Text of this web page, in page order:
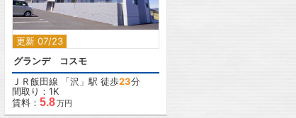
更新 07/23
グランデ コスモ
ＪＲ飯田線 「沢 」駅 徒歩23分
間取り：1K
賃料： 5.8万円